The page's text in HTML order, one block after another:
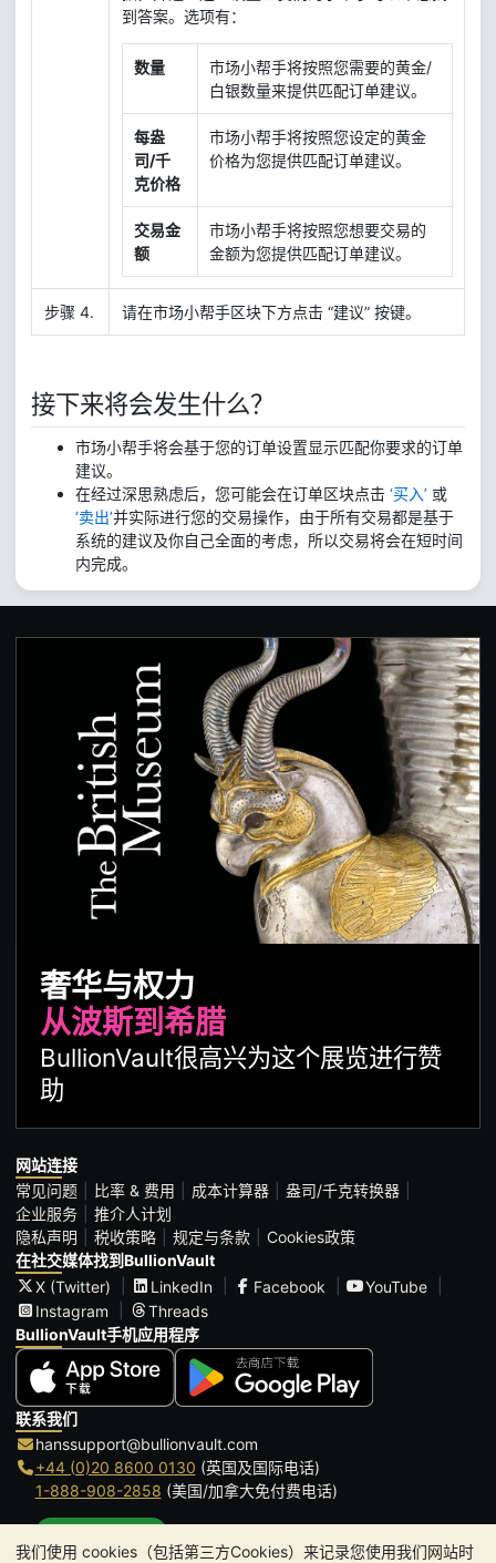
我们使用 cookies（包括第三方Cookies）来记录您使用我们网站时
到答案。选项有：
数量
市场小帮手将按照您需要的黄金/
白银数量来提供匹配订单建议。
每盎
司/千
克价格
市场小帮手将按照您设定的黄金
价格为您提供匹配订单建议。
交易金
额
市场小帮手将按照您想要交易的
金额为您提供匹配订单建议。
步骤 4. 请在市场小帮手区块下方点击 “建议” 按键。
接下来将会发生什么？
市场小帮手将会基于您的订单设置显示匹配你要求的订单
建议。
在经过深思熟虑后，您可能会在订单区块点击 ‘买入’ 或
‘卖出’并实际进行您的交易操作，由于所有交易都是基于
系统的建议及你自己全面的考虑，所以交易将会在短时间
内完成。
奢华与权力
从波斯到希腊
BullionVault很高兴为这个展览进行赞
助
网站连接
常见问题
比率 & 费用 成本计算器
盎司/千克转换器
企业服务
推介人计划
隐私声明
税收策略 规定与条款
Cookies政策
在社交媒体找到BullionVault
X (Twitter)
LinkedIn Facebook
YouTube
Instagram
Threads
BullionVault手机应用程序
联系我们
hanssupport@bullionvault.com
+44 (0)20 8600 0130 (英国及国际电话)
1-888-908-2858 (美国/加拿大免付费电话)